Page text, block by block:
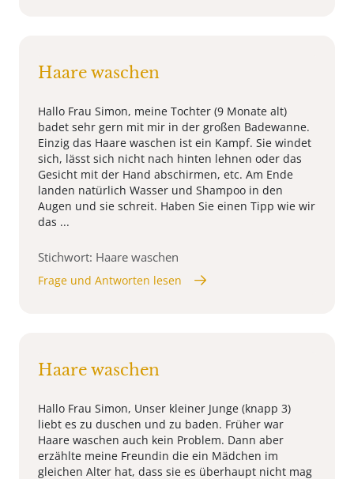
Haare waschen
Hallo Frau Simon, meine Tochter (9 Monate alt)
badet sehr gern mit mir in der großen Badewanne.
Einzig das Haare waschen ist ein Kampf. Sie windet
sich, lässt sich nicht nach hinten lehnen oder das
Gesicht mit der Hand abschirmen, etc. Am Ende
landen natürlich Wasser und Shampoo in den
Augen und sie schreit. Haben Sie einen Tipp wie wir
das ...
Stichwort: Haare waschen
Frage und Antworten lesen
Haare waschen
Hallo Frau Simon, Unser kleiner Junge (knapp 3)
liebt es zu duschen und zu baden. Früher war
Haare waschen auch kein Problem. Dann aber
erzählte meine Freundin die ein Mädchen im
gleichen Alter hat, dass sie es überhaupt nicht mag